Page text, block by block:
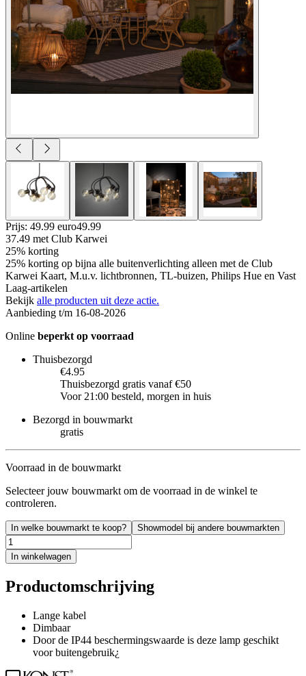
Prijs: 49.99 euro49.99
37.49 met Club Karwei
25% korting
25% korting op bijna alle buitenverlichting alleen met de Club
Karwei Kaart, M.u.v. lichtbronnen, TL-buizen, Philips Hue en Vast
Laag-artikelen
Bekijk alle producten uit deze actie.
Aanbieding t/m 16-08-2026
Online beperkt op voorraad
Thuisbezorgd
€4.95
Thuisbezorgd gratis vanaf €50
Voor 21:00 besteld, morgen in huis
Bezorgd in bouwmarkt
gratis
Voorraad in de bouwmarkt
Selecteer jouw bouwmarkt om de voorraad in de winkel te
controleren.
In welke bouwmarkt te koop? Showmodel bij andere bouwmarkten
In winkelwagen
Productomschrijving
Lange kabel
Dimbaar
Door de IP44 beschermingswaarde is deze lamp geschikt
voor buitengebruik¿